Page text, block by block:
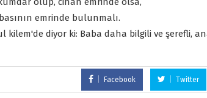
emrinde bulunmalı.
kilem'de diyor ki: Baba daha bilgili ve şerefli,
Facebook Twitter